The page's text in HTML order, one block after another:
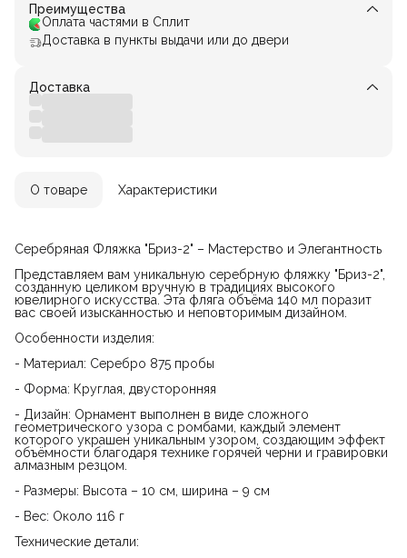
Преимущества
Оплата частями в Сплит
Доставка в пункты выдачи или до двери
Доставка
О товаре Характеристики
Серебряная Фляжка "Бриз-2" – Мастерство и Элегантность
Представляем вам уникальную серебрную фляжку "Бриз-2",
созданную целиком вручную в традициях высокого
ювелирного искусства. Эта фляга объёма 140 мл поразит
вас своей изысканностью и неповторимым дизайном.
Особенности изделия:
- Материал: Серебро 875 пробы
- Форма: Круглая, двусторонняя
- Дизайн: Орнамент выполнен в виде сложного
геометрического узора с ромбами, каждый элемент
которого украшен уникальным узором, создающим эффект
объёмности благодаря технике горячей черни и гравировки
алмазным резцом.
- Размеры: Высота – 10 см, ширина – 9 см
- Вес: Около 116 г
Технические детали: